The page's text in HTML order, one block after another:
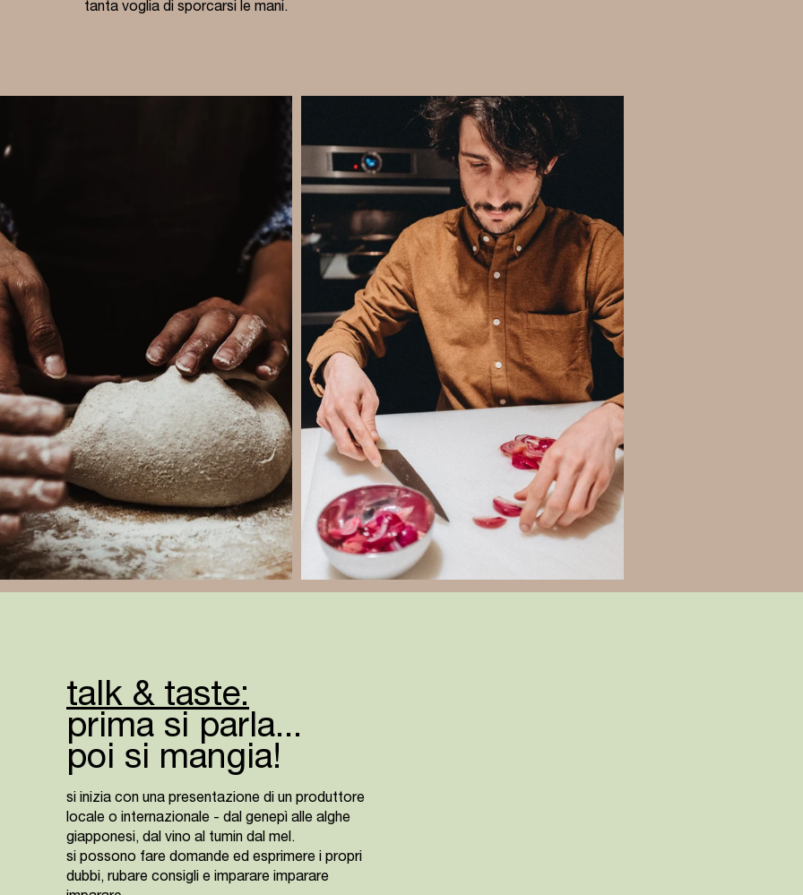
tanta voglia di sporcarsi le mani.
talk & taste:
prima si parla...
poi si mangia!
si inizia con una presentazione di un produttore
locale o internazionale - dal genepì alle alghe
giapponesi, dal vino al tumin dal mel.
si possono fare domande ed esprimere i propri
dubbi, rubare consigli e imparare imparare